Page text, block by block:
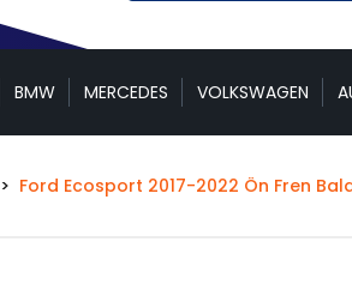
BMW MERCEDES VOLKSWAGEN
Ford Ecosport 2017-2022 Ön Fren